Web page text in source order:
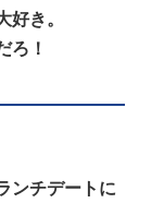
好き。
ろ！
ンチデートに